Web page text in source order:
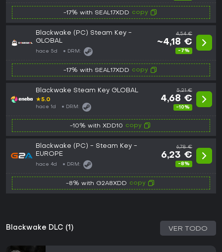
-17% with SEAL17XDD copy
Blackwake (PC) Steam Key -
GLOBAL
hace 5d DRM:
4,54 €
~4,18 €
-7%
-17% with SEAL17XDD copy
Blackwake Steam Key GLOBAL
★5.0
hace 1d DRM:
5,21 €
4,68 €
-10%
-10% with XDD10 copy
Blackwake (PC) - Steam Key -
EUROPE
hace 4d DRM:
6,78 €
6,23 €
-8%
-8% with G2A8XDD copy
Blackwake DLC (1) VER TODO